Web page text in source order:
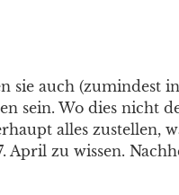
sie auch (zumindest in
sein. Wo dies nicht
alles zustellen,
April zu wissen.